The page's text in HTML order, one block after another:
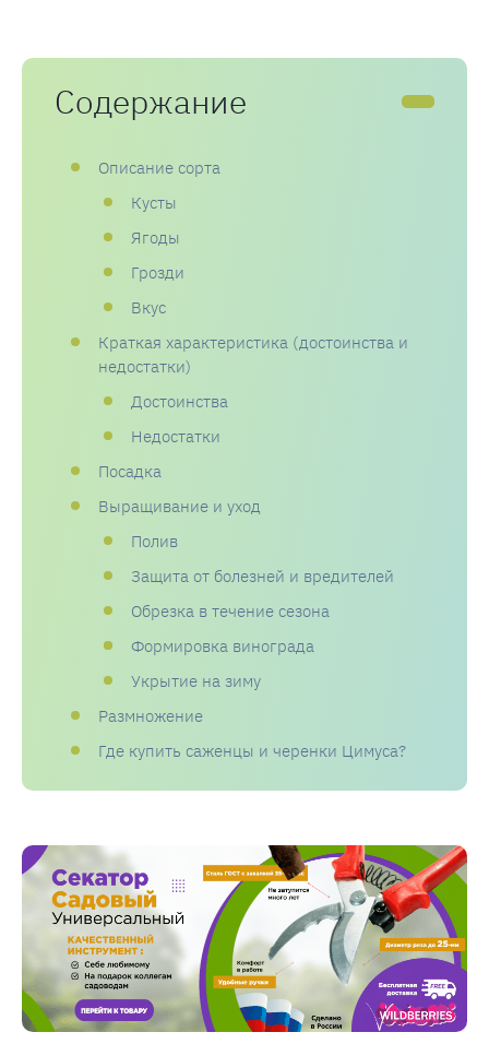
Содержание
Описание сорта
Кусты
Ягоды
Грозди
Вкус
Краткая характеристика (достоинства и
недостатки)
Достоинства
Недостатки
Посадка
Выращивание и уход
Полив
Защита от болезней и вредителей
Обрезка в течение сезона
Формировка винограда
Укрытие на зиму
Размножение
Где купить саженцы и черенки Цимуса?